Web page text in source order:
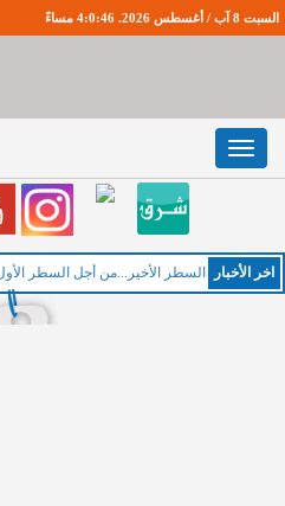
السبت 8 آب / أغسطس 2026. 4:0:47 مساءً
Toggle
navigation
اخر اﻷخبار